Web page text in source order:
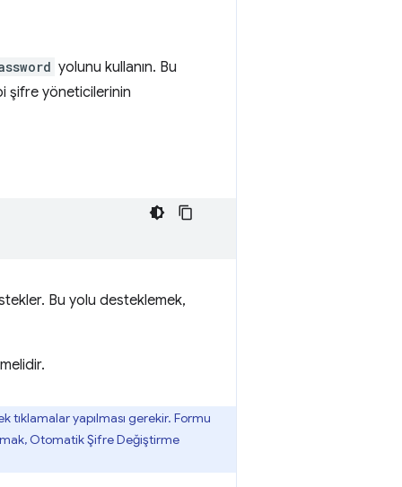
yolunu kullanın. Bu
şifre yöneticilerinin
Bu yolu desteklemek,
yapılması gerekir. Formu
Otomatik Şifre Değiştirme